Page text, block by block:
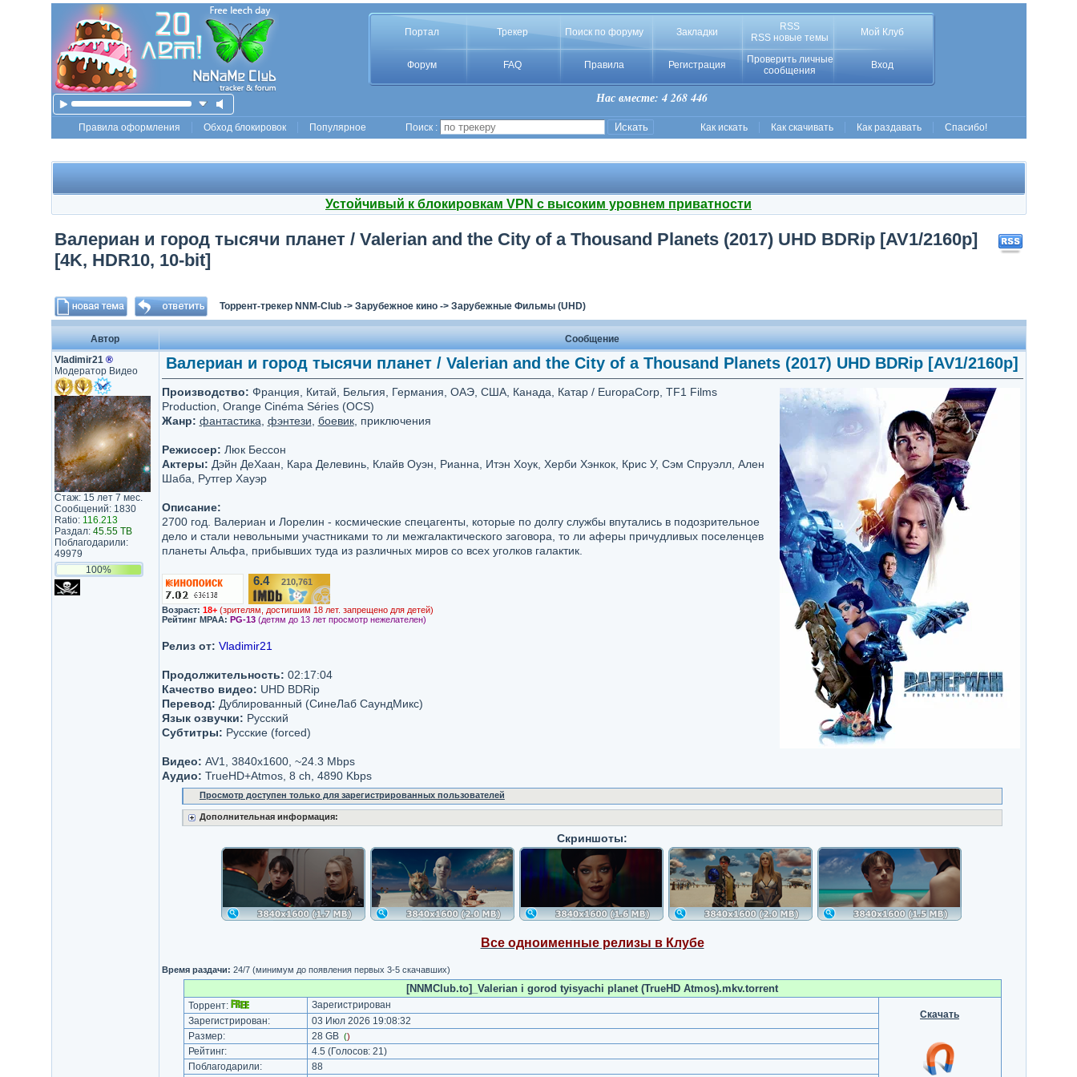
Портал Трекер Поиск по форуму Закладки
RSS
RSS новые темы
Мой Клуб
Форум FAQ Правила Регистрация
Проверить личные
сообщения
Вход
Нас вместе: 4 268 446
Правила оформления Обход блокировок Популярное Поиск : Как искать Как скачивать Как раздавать Спасибо!
Устойчивый к блокировкам VPN с высоким уровнем приватности
Валериан и город тысячи планет / Valerian and the City of a Thousand Planets (2017) UHD BDRip [AV1/2160p]
[4K, HDR10, 10-bit]
Торрент-трекер NNM-Club-> Зарубежное кино-> Зарубежные Фильмы (UHD)
Автор
Сообщение
Vladimir21 ®
Модератор Видео
Стаж: 15 лет 7 мес.
Сообщений: 1830
Ratio: 116.213
Раздал: 45.55 TB
Поблагодарили:
49979
100%
Валериан и город тысячи планет / Valerian and the City of a Thousand Planets (2017) UHD BDRip [AV1/2160p]
Производство: Франция, Китай, Бельгия, Германия, ОАЭ, США, Канада, Катар / EuropaCorp, TF1 Films
Production, Orange Cinéma Séries (OCS)
Жанр: фантастика фэнтези боевик, приключения
Режиссер: Люк Бессон
Актеры: Дэйн ДеХаан, Кара Делевинь, Клайв Оуэн, Рианна, Итэн Хоук, Херби Хэнкок, Крис У, Сэм Спруэлл, Ален
Шаба, Рутгер Хауэр
Описание:
2700 год. Валериан и Лорелин - космические спецагенты, которые по долгу службы впутались в подозрительное
дело и стали невольными участниками то ли межгалактического заговора, то ли аферы причудливых поселенцев
планеты Альфа, прибывших туда из различных миров со всех уголков галактик.
6.4/10 210,761
Возраст: 18+ (зрителям, достигшим 18 лет. запрещено для детей)
Рейтинг MPAA: PG-13(детям до 13 лет просмотр нежелателен)
Релиз от: Vladimir21
Продолжительность: 02:17:04
Качество видео: UHD BDRip
Перевод: Дублированный (СинеЛаб СаундМикс)
Язык озвучки: Русский
Субтитры: Русские (forced)
Видео: AV1, 3840x1600, ~24.3 Mbps
Аудио: TrueHD+Atmos, 8 ch, 4890 Kbps
Просмотр доступен только для зарегистрированных пользователей
Дополнительная информация:
Скриншоты:
Все одноименные релизы в Клубе
Время раздачи: 24/7 (минимум до появления первых 3-5 скачавших)
[NNMClub.to]_Valerian i gorod tyisyachi planet (TrueHD Atmos).mkv.torrent
Торрент:
Зарегистрирован
Скачать
Зарегистрирован:
03 Июл 2026 19:08:32
Размер:
28 GB ()
Рейтинг: 4.5 (Голосов: 21)
Поблагодарили:
88